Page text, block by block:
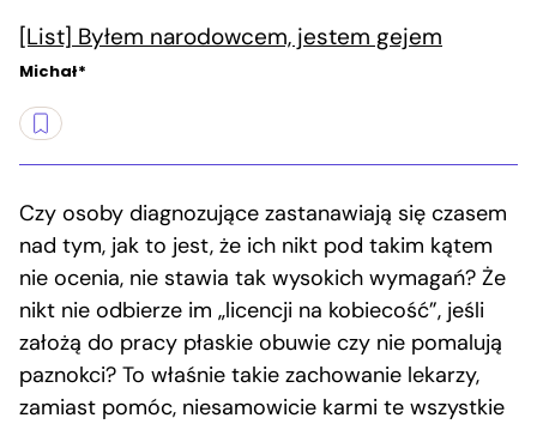
[List] Byłem narodowcem, jestem gejem
Michał*
Czy osoby diagnozujące zastanawiają się czasem
nad tym, jak to jest, że ich nikt pod takim kątem
nie ocenia, nie stawia tak wysokich wymagań? Że
nikt nie odbierze im „licencji na kobiecość”, jeśli
założą do pracy płaskie obuwie czy nie pomalują
paznokci? To właśnie takie zachowanie lekarzy,
zamiast pomóc, niesamowicie karmi te wszystkie